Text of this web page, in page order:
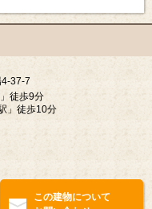
4-37-7
徒歩9分
」徒歩10分